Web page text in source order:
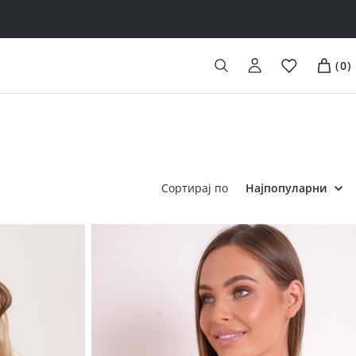
(0)
Сортирај по Најпопуларни